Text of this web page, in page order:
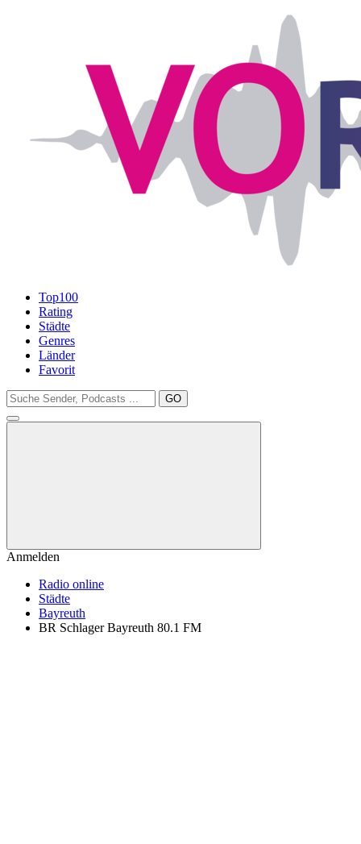
Top100
Rating
Städte
Genres
Länder
Favorit
GO
Anmelden
Radio online
Städte
Bayreuth
BR Schlager Bayreuth 80.1 FM